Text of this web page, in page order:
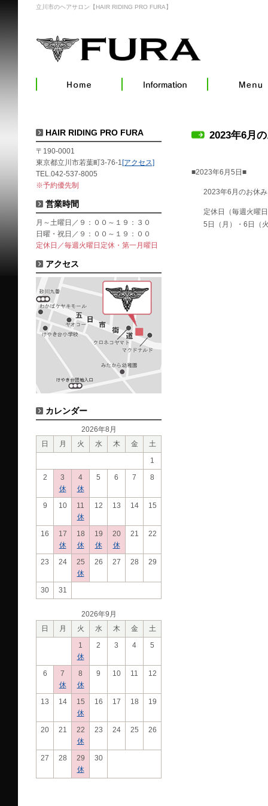
立川市のヘアサロン【HAIR RIDING PRO FURA】
2023年6月
■2023年6月5日■
2023年6月のお休
定休日（毎週火曜
5日（月）・6日（
HAIR RIDING PRO FURA
〒190-0001
東京都立川市若葉町3-76-1 [アクセス]
TEL.042-537-8005
※予約優先制
営業時間
月～土曜日／９：００～１９：３０
日曜・祝日／９：００～１９：００
定休日／毎週火曜日定休・第一月曜日
アクセス
カレンダー
2026年8月
日
月 火 水 木 金
土
1
2
3
休
4
休
5 6 7 8
9 10
11
休
12 13 14 15
16
17
休
18
休
19
休
20
休
21 22
23 24
25
休
26 27 28 29
30 31
2026年9月
日
月 火 水 木 金
土
1
休
2 3 4 5
6
7
休
8
休
9 10 11 12
13 14
15
休
16 17 18 19
20 21
22
休
23 24 25 26
27 28
29
休
30